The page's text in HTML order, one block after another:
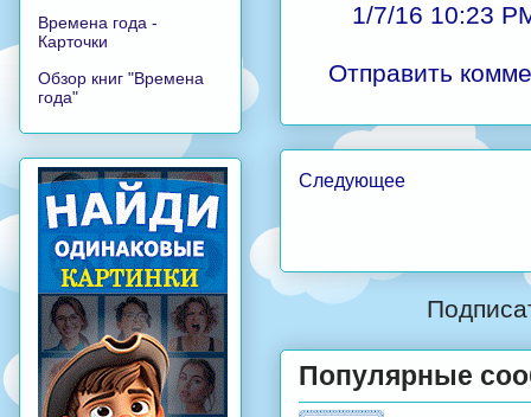
1/7/16 10:23
Отправить
Следующее
Популярные
Времена года -
Карточки
Обзор книг "Времена
года"